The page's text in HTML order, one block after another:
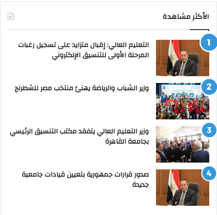
الأكثر مشاهدة
التعليم العالي: إقبال متزايد على تسجيل رغبات
المرحلة الأولى للتنسيق الإلكتروني
وزير الشباب والرياضة يهنئ منتخب مصر للشطرنج
وزير التعليم العالي يتفقد مكتب التنسيق الرئيسي
بجامعة القاهرة
صدور قرارات جمهورية بتعيين قيادات جامعية
جديدة